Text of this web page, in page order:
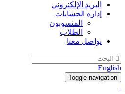
البريد الإلكتروني
إدارة الحسابات
المنسوبون
الطلاب
تواصل معنا
English
Toggle navigation